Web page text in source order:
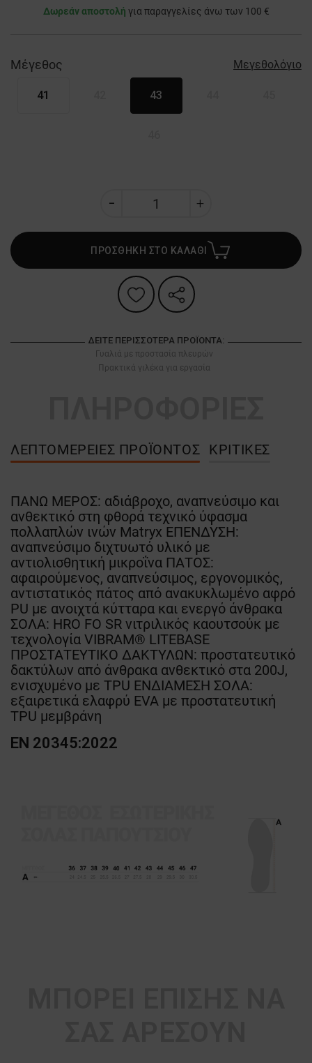
Δωρεάν αποστολή για παραγγελίες άνω των 100 €
Μέγεθος Μεγεθολόγιο
41 43
ΠΡΟΣΘΗΚΗ ΣΤΟ ΚΑΛΑΘΙ
ΔΕΊΤΕ ΠΕΡΙΣΣΌΤΕΡΑ ΠΡΟΪΌΝΤΑ:
Γυαλιά με προστασία πλευρών
Πρακτικά γιλέκα για εργασία
ΛΕΠΤΟΜΈΡΕΙΕΣ ΠΡΟΪΌΝΤΟΣ ΚΡΙΤΙΚΈΣ
ΠΑΝΩ ΜΕΡΟΣ: αδιάβροχο, αναπνεύσιμο και
ανθεκτικό στη φθορά τεχνικό ύφασμα
πολλαπλών ινών Matryx ΕΠΕΝΔΥΣΗ:
αναπνεύσιμο διχτυωτό υλικό με
αντιολισθητική μικροΐνα ΠΑΤΟΣ:
αφαιρούμενος, αναπνεύσιμος, εργονομικός,
αντιστατικός πάτος από ανακυκλωμένο αφρό
PU με ανοιχτά κύτταρα και ενεργό άνθρακα
ΣΟΛΑ: HRO FO SR νιτριλικός καουτσούκ με
τεχνολογία VIBRAM® LITEBASE
ΠΡΟΣΤΑΤΕΥΤΙΚΟ ΔΑΚΤΥΛΩΝ: προστατευτικό
δακτύλων από άνθρακα ανθεκτικό στα 200J,
ενισχυμένο με TPU ΕΝΔΙΑΜΕΣΗ ΣΟΛΑ:
εξαιρετικά ελαφρύ EVA με προστατευτική
TPU μεμβράνη
EN 20345:2022